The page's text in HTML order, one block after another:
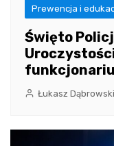
Prewencja i
Święto
Łukasz Dąbrowski